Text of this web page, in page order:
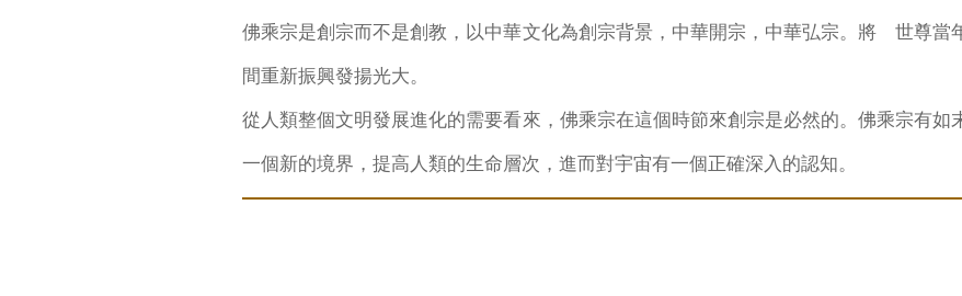
佛乘宗是創宗而不是創教，以中華文化為創宗背景，中華開宗，中華弘宗。將 世尊當
間重新振興發揚光大。
從人類整個文明發展進化的需要看來，佛乘宗在這個時節來創宗是必然的。佛乘宗有如
一個新的境界，提高人類的生命層次，進而對宇宙有一個正確深入的認知。